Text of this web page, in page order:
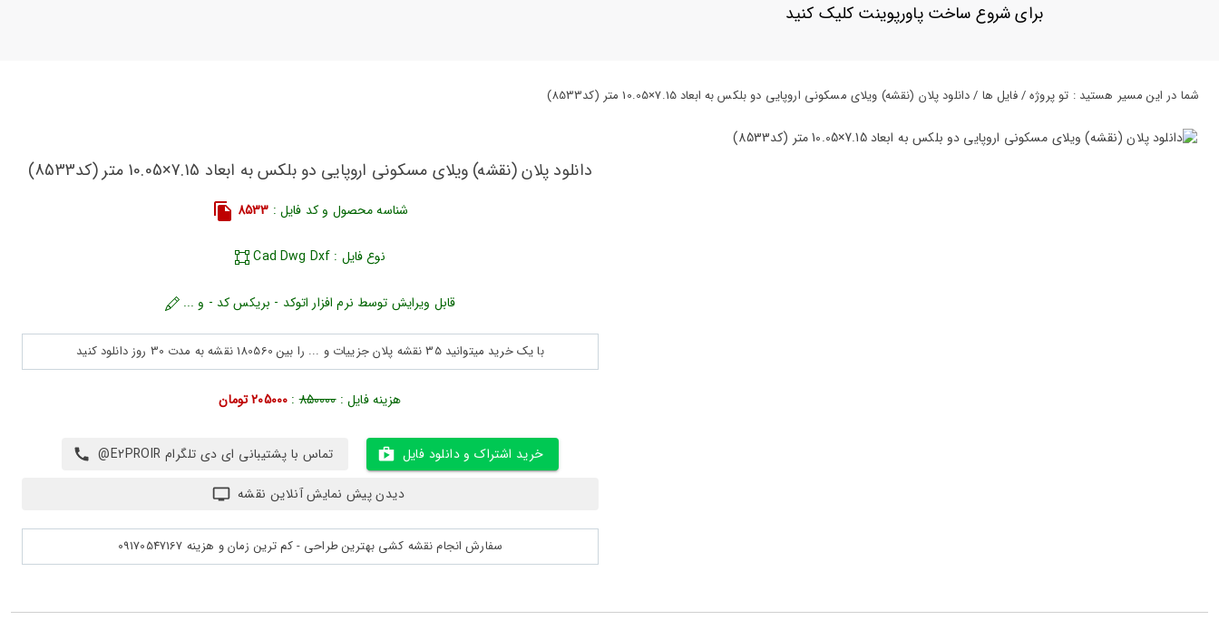
حساب
برای شروع ساخت پاورپوینت کلیک کنید
شما در این مسیر هستید : تو پروژه / فایل ها / دانلود پلان (نقشه) ویلای مسکونی اروپایی دو بلکس به ابعاد 7.15×10.05 متر (کد8533)
دانلود پلان (نقشه) ویلای مسکونی اروپایی دو بلکس به ابعاد 7.15×10.05 متر (کد8533)
شناسه محصول و کد فایل : 8533
نوع فایل : Cad Dwg Dxf
قابل ویرایش توسط نرم افزار اتوکد - بریکس کد - و ...
با یک خرید میتوانید 35 نقشه پلان جزییات و ... را بین 180560 نقشه به مدت 30 روز دانلود کنید
هزینه فایل :850000
: 205000 تومان
خرید اشتراک و دانلود فایل
تماس با پشتیبانی ای دی تلگرام E2PROIR@
دیدن پیش نمایش آنلاین نقشه
سفارش انجام نقشه کشی بهترین طراحی - کم ترین زمان و هزینه 09170547167